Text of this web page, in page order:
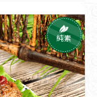
純素